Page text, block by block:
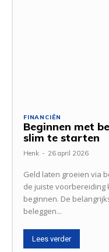
FINANCIËN
Beginnen met
slim te starten
Henk - 26 april 2026
Geld laten groeien via
de juiste voorbereiding
beginnen. De
beleggen...
Lees verder